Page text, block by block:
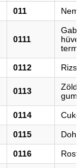
011
0111
0112
0113
0114
0115
0116